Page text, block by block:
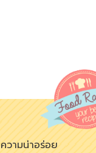
ความน่าอร่อย